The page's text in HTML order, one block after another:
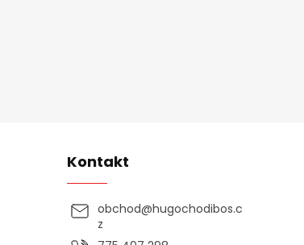
Kontakt
obchod@hugochodibos.c
z